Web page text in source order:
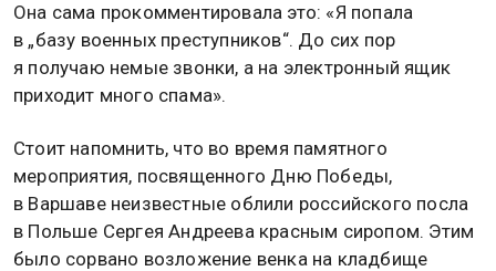
Она сама прокомментировала это: «Я попала
в „базу военных преступников“. До сих пор
я получаю немые звонки, а на электронный ящик
приходит много спама».
Стоит напомнить, что во время памятного
мероприятия, посвященного Дню Победы,
в Варшаве неизвестные облили российского посла
в Польше Сергея Андреева красным сиропом. Этим
было сорвано возложение венка на кладбище